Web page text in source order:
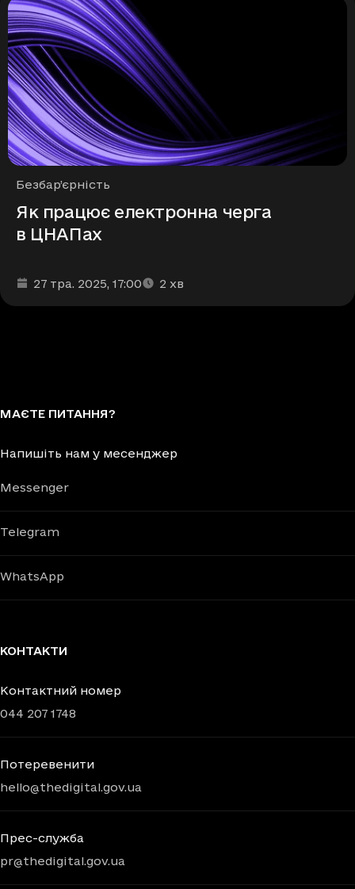
Рубрики
Безбар’єрність
Як працює електронна черга
в ЦНАПах
Дата та час публікації
27 тра. 2025, 17:00
Час читання: 2 хв
МАЄТЕ ПИТАННЯ?
Напишіть нам у месенджер
Messenger
Telegram
WhatsApp
КОНТАКТИ
Контактний номер
044 207 1748
Потеревенити
hello@thedigital.gov.ua
Прес-служба
pr@thedigital.gov.ua